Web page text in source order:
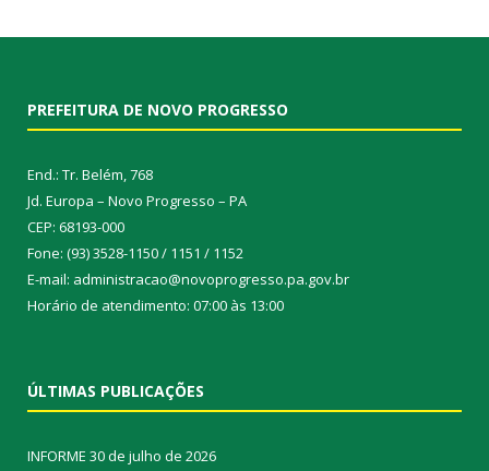
PREFEITURA DE NOVO PROGRESSO
End.: Tr. Belém, 768
Jd. Europa – Novo Progresso – PA
CEP: 68193-000
Fone: (93) 3528-1150 / 1151 / 1152
E-mail: administracao@novoprogresso.pa.gov.br
Horário de atendimento: 07:00 às 13:00
ÚLTIMAS PUBLICAÇÕES
INFORME 30 de julho de 2026